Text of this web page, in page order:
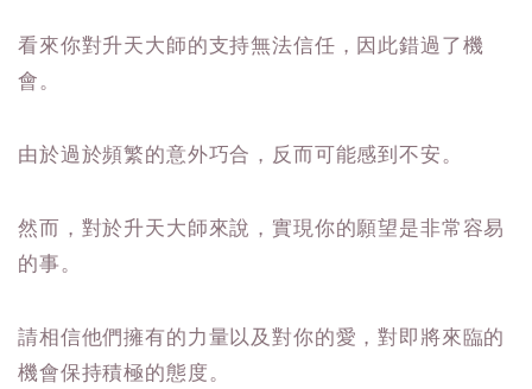
看來你對升天大師的支持無法信任，因此錯過了機
會。
由於過於頻繁的意外巧合，反而可能感到不安。
然而，對於升天大師來說，實現你的願望是非常容易
的事。
請相信他們擁有的力量以及對你的愛，對即將來臨的
機會保持積極的態度。